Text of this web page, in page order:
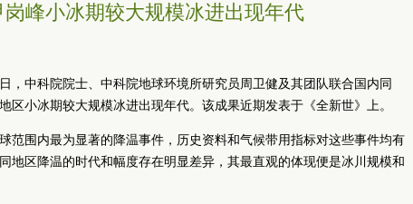
岗峰小冰期较大规模冰进出现年代
，中科院院士、中科院地球环境所研究员周卫健及其团队联合国内同
区小冰期较大规模冰进出现年代。该成果近期发表于《全新世》上。
范围内最为显著的降温事件，历史资料和气候带用指标对这些事件均有
地区降温的时代和幅度存在明显差异，其最直观的体现便是冰川规模和